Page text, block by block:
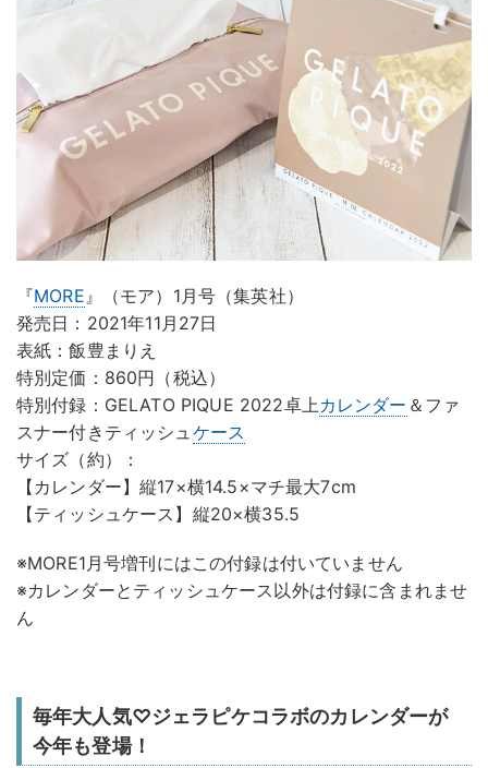
『MORE』（モア）1月号（集英社）
発売日：2021年11月27日
表紙：飯豊まりえ
特別定価：860円（税込）
特別付録：GELATO PIQUE 2022卓上カレンダー ＆ファ
スナー付きティッシュケース
サイズ（約）：
【カレンダー】縦17×横14.5×マチ最大7cm
【ティッシュケース】縦20×横35.5
※MORE1月号増刊にはこの付録は付いていません
※カレンダーとティッシュケース以外は付録に含まれませ
ん
毎年大人気♡ジェラピケコラボのカレンダーが
今年も登場！